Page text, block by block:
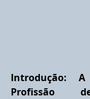
Introdução:
Profissão